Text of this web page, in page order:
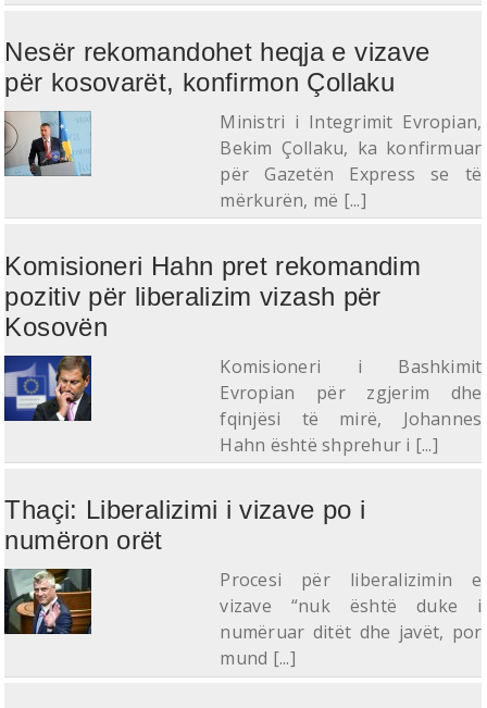
Nesër rekomandohet heqja e vizave
për kosovarët, konfirmon Çollaku
Ministri i Integrimit Evropian,
Bekim Çollaku, ka konfirmuar
për Gazetën Express se të
mërkurën, më [...]
Komisioneri Hahn pret rekomandim
pozitiv për liberalizim vizash për
Kosovën
​Komisioneri i Bashkimit
Evropian për zgjerim dhe
fqinjësi të mirë, Johannes
Hahn është shprehur i [...]
Thaçi: Liberalizimi i vizave po i
numëron orët
Procesi për liberalizimin e
vizave “nuk është duke i
numëruar ditët dhe javët, por
mund [...]